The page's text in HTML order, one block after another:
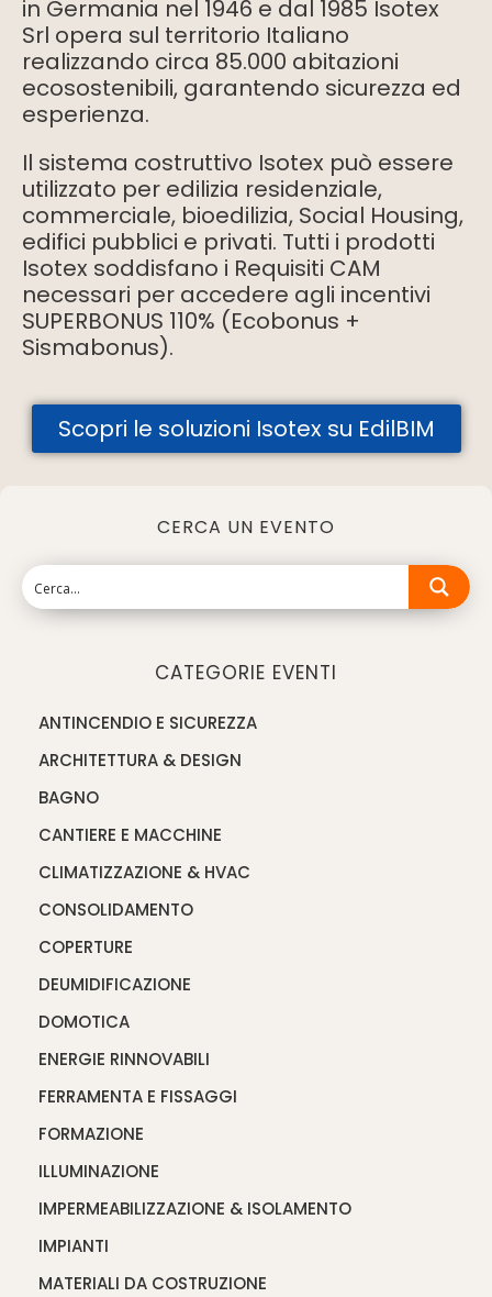
in Germania nel 1946 e dal 1985 Isotex
Srl opera sul territorio Italiano
realizzando circa 85.000 abitazioni
ecosostenibili, garantendo sicurezza ed
esperienza.
Il sistema costruttivo Isotex può essere
utilizzato per edilizia residenziale,
commerciale, bioedilizia, Social Housing,
edifici pubblici e privati. Tutti i prodotti
Isotex soddisfano i Requisiti CAM
necessari per accedere agli incentivi
SUPERBONUS 110% (Ecobonus +
Sismabonus).
Scopri le soluzioni Isotex su EdilBIM
CERCA UN EVENTO
CATEGORIE EVENTI
ANTINCENDIO E SICUREZZA
ARCHITETTURA & DESIGN
BAGNO
CANTIERE E MACCHINE
CLIMATIZZAZIONE & HVAC
CONSOLIDAMENTO
COPERTURE
DEUMIDIFICAZIONE
DOMOTICA
ENERGIE RINNOVABILI
FERRAMENTA E FISSAGGI
FORMAZIONE
ILLUMINAZIONE
IMPERMEABILIZZAZIONE & ISOLAMENTO
IMPIANTI
MATERIALI DA COSTRUZIONE